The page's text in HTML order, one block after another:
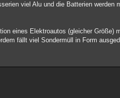
viel Alu und die Batterien
eines Elektroautos (gleicher
fällt viel Sondermüll in Form